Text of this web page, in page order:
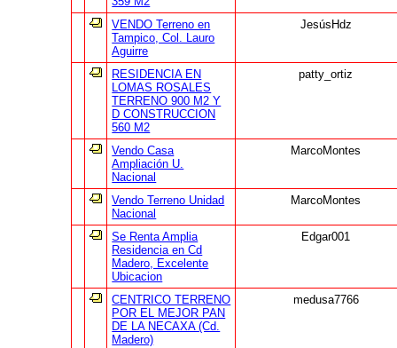
VENDO Terreno en
Tampico, Col. Lauro
Aguirre
JesúsHdz
RESIDENCIA EN
LOMAS ROSALES
TERRENO 900 M2 Y
D CONSTRUCCION
560 M2
patty_ortiz
Vendo Casa
Ampliación U.
Nacional
MarcoMontes
Vendo Terreno Unidad
Nacional
MarcoMontes
Se Renta Amplia
Residencia en Cd
Madero, Excelente
Ubicacion
Edgar001
CENTRICO TERRENO
POR EL MEJOR PAN
DE LA NECAXA (Cd.
Madero)
medusa7766